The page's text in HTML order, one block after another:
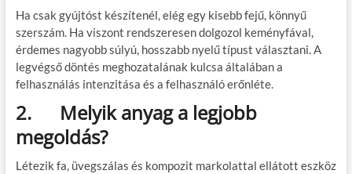
Ha csak gyújtóst készítenél, elég egy kisebb fejű, könnyű
szerszám. Ha viszont rendszeresen dolgozol keményfával,
érdemes nagyobb súlyú, hosszabb nyelű típust választani. A
legvégső döntés meghozatalának kulcsa általában a
felhasználás intenzitása és a felhasználó erőnléte.
2. Melyik anyag a legjobb
megoldás?
Létezik fa, üvegszálas és kompozit markolattal ellátott eszköz